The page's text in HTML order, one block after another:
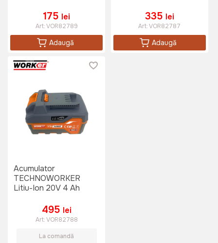
175 lei
Art:VOR82789
Adaugă
335 lei
Art:VOR82787
Adaugă
Acumulator
TECHNOWORKER
Litiu-Ion 20V 4 Ah
495 lei
Art:VOR82788
La comandă